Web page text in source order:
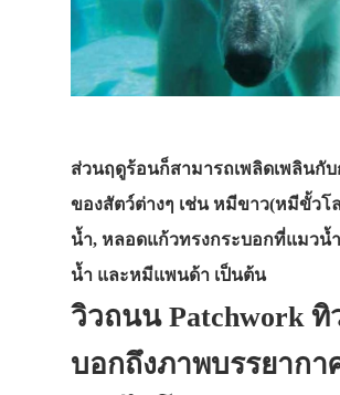
ส่วนฤดูร้อนก็สามารถเพลิดเพลินกั
ของสัตว์ต่างๆ เช่น หมีขาว(หมีขั้วโ
น้ำ, หลอดแก้วทรงกระบอกที่แมวน้
น้ำ และหมีแพนด้า เป็นต้น
วิวถนน Patchwork
บอกถึงภาพบรรยากา